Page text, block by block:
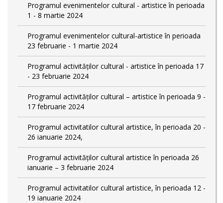
Programul evenimentelor cultural - artistice în perioada
1 - 8 martie 2024
Programul evenimentelor cultural-artistice în perioada
23 februarie - 1 martie 2024
Programul activităților cultural - artistice în perioada 17
- 23 februarie 2024
Programul activităților cultural – artistice în perioada 9 -
17 februarie 2024
Programul activitatilor cultural artistice, în perioada 20 -
26 ianuarie 2024,
Programul activităților cultural artistice în perioada 26
ianuarie – 3 februarie 2024
Programul activitatilor cultural artistice, în perioada 12 -
19 ianuarie 2024